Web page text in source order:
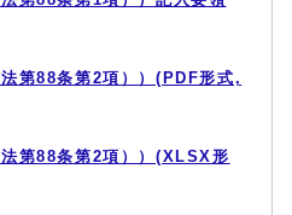
第88条第2項））(PDF形式,
第88条第2項））(XLSX形